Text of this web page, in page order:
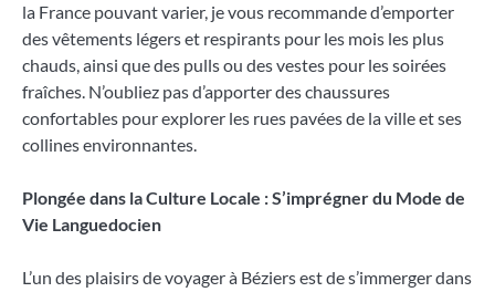
la France pouvant varier, je vous recommande d’emporter
des vêtements légers et respirants pour les mois les plus
chauds, ainsi que des pulls ou des vestes pour les soirées
fraîches. N’oubliez pas d’apporter des chaussures
confortables pour explorer les rues pavées de la ville et ses
collines environnantes.
Plongée dans la Culture Locale : S’imprégner du Mode de
Vie Languedocien
L’un des plaisirs de voyager à Béziers est de s’immerger dans